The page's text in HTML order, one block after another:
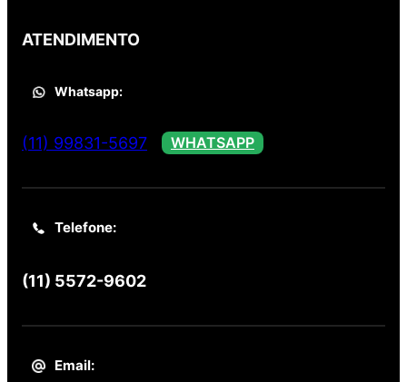
ATENDIMENTO
Whatsapp:
(11) 99831-5697 WHATSAPP
Telefone:
(11) 5572-9602
Email: